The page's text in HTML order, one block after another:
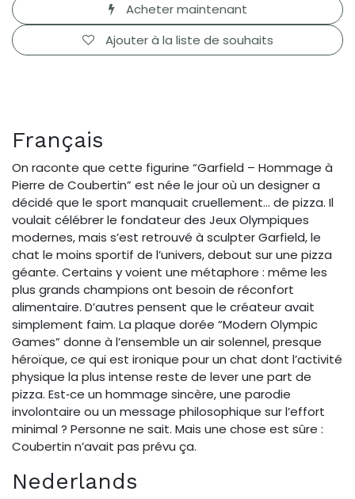
Acheter maintenant
Ajouter à la liste de souhaits
Français
On raconte que cette figurine “Garfield – Hommage à
Pierre de Coubertin” est née le jour où un designer a
décidé que le sport manquait cruellement… de pizza. Il
voulait célébrer le fondateur des Jeux Olympiques
modernes, mais s’est retrouvé à sculpter Garfield, le
chat le moins sportif de l’univers, debout sur une pizza
géante. Certains y voient une métaphore : même les
plus grands champions ont besoin de réconfort
alimentaire. D’autres pensent que le créateur avait
simplement faim. La plaque dorée “Modern Olympic
Games” donne à l’ensemble un air solennel, presque
héroïque, ce qui est ironique pour un chat dont l’activité
physique la plus intense reste de lever une part de
pizza. Est‑ce un hommage sincère, une parodie
involontaire ou un message philosophique sur l’effort
minimal ? Personne ne sait. Mais une chose est sûre :
Coubertin n’avait pas prévu ça.
Nederlands